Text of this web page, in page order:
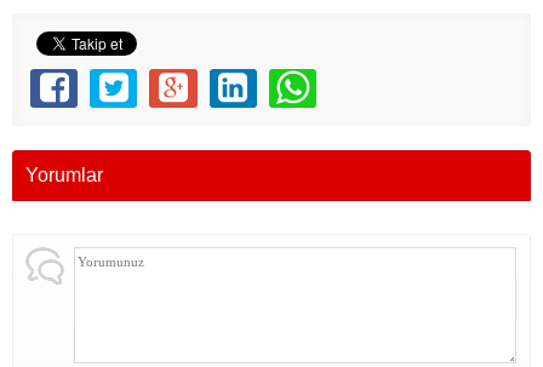
Yorumlar